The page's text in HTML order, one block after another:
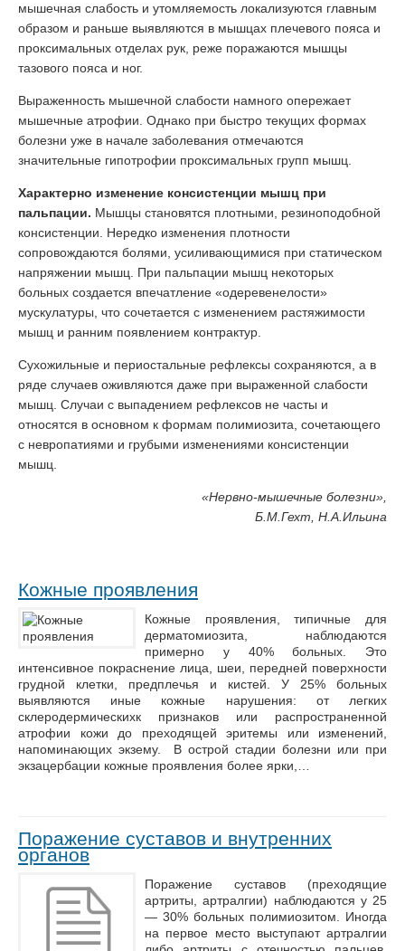
мышечная слабость и утомляемость локализуются главным
образом и раньше выявляются в мышцах плечевого пояса и
проксимальных отделах рук, реже поражаются мышцы
тазового пояса и ног.
Выраженность мышечной слабости намного опережает
мышечные атрофии. Однако при быстро текущих формах
болезни уже в начале заболевания отмечаются
значительные гипотрофии проксимальных групп мышц.
Характерно изменение консистенции мышц при
пальпации. Мышцы становятся плотными, резиноподобной
консистенции. Нередко изменения плотности
сопровождаются болями, усиливающимися при статическом
напряжении мышц. При пальпации мышц некоторых
больных создается впечатление «одеревенелости»
мускулатуры, что сочетается с изменением растяжимости
мышц и ранним появлением контрактур.
Сухожильные и периостальные рефлексы сохраняются, а в
ряде случаев оживляются даже при выраженной слабости
мышц. Случаи с выпадением рефлексов не часты и
относятся в основном к формам полимиозита, сочетающего
с невропатиями и грубыми изменениями консистенции
мышц.
«Нервно-мышечные болезни»,
Б.М.Гехт, Н.А.Ильина
Кожные проявления
Кожные проявления, типичные для
дерматомиозита, наблюдаются
примерно у 40% больных. Это
интенсивное покраснение лица, шеи, передней поверхности
грудной клетки, предплечья и кистей. У 25% больных
выявляются иные кожные нарушения: от легких
склеродермическихк признаков или распространенной
атрофии кожи до преходящей эритемы или изменений,
напоминающих экзему. В острой стадии болезни или при
экзацербации кожные проявления более ярки,…
Поражение суставов и внутренних
органов
Поражение суставов (преходящие
артриты, артралгии) наблюдаются у 25
— 30% больных полимиозитом. Иногда
на первое место выступают артралгии